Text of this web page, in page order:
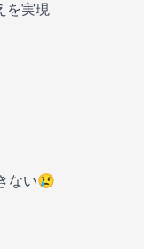
を実現
ない😢